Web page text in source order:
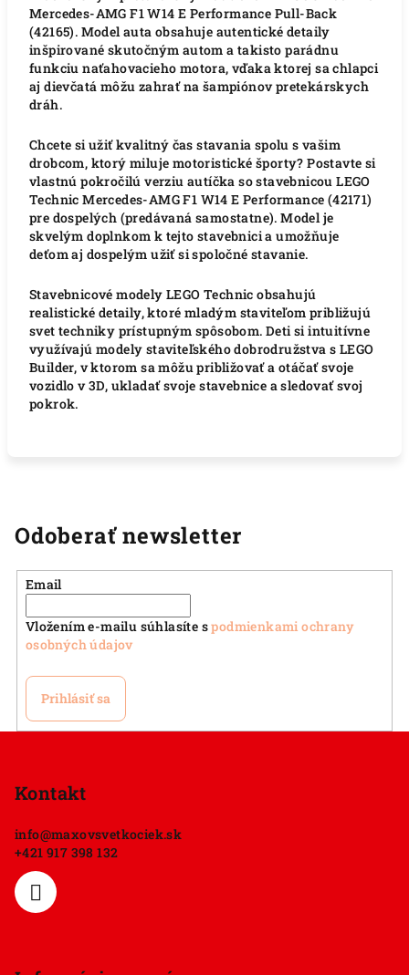
Mercedes-AMG F1 W14 E Performance Pull-Back
(42165). Model auta obsahuje autentické detaily
inšpirované skutočným autom a takisto parádnu
funkciu naťahovacieho motora, vďaka ktorej sa chlapci
aj dievčatá môžu zahrať na šampiónov pretekárskych
dráh.
Chcete si užiť kvalitný čas stavania spolu s vašim
drobcom, ktorý miluje motoristické športy?Postavte si
vlastnú pokročilú verziu autíčka so stavebnicou LEGO
Technic Mercedes-AMG F1 W14 E Performance (42171)
pre dospelých (predávaná samostatne).Model je
skvelým doplnkom k tejto stavebnici a umožňuje
deťom aj dospelým užiť si spoločné stavanie.
Stavebnicové modely LEGO Technic obsahujú
realistické detaily, ktoré mladým staviteľom približujú
svet techniky prístupným spôsobom. Deti si intuitívne
využívajú modely staviteľského dobrodružstva s LEGO
Builder, v ktorom sa môžu približovať a otáčať svoje
vozidlo v 3D, ukladať svoje stavebnice a sledovať svoj
pokrok.
Odoberať newsletter
Email
Vložením e-mailu súhlasíte spodmienkami ochrany
osobných údajov
Prihlásiť sa
Kontakt
info@maxovsvetkociek.sk
+421 917 398 132